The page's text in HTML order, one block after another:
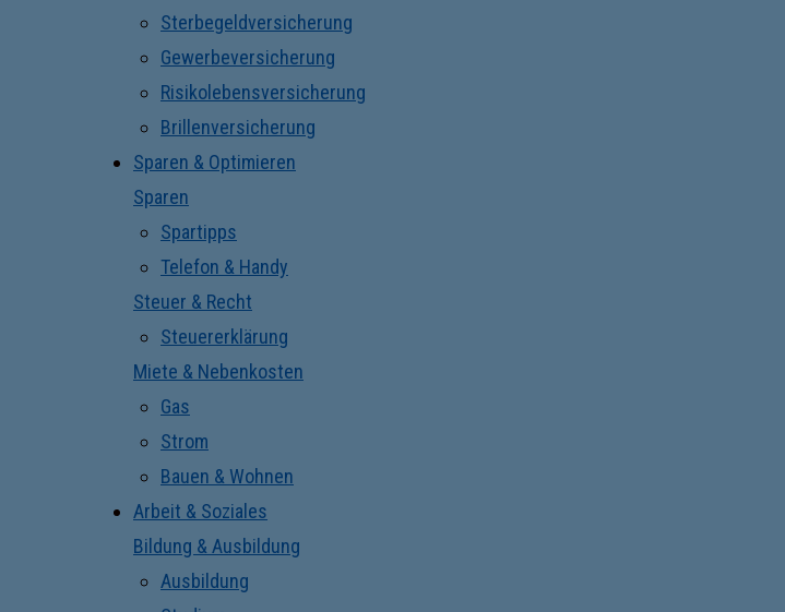
Sterbegeldversicherung
Gewerbeversicherung
Risikolebensversicherung
Brillenversicherung
Sparen & Optimieren
Sparen
Spartipps
Telefon & Handy
Steuer & Recht
Steuererklärung
Miete & Nebenkosten
Gas
Strom
Bauen & Wohnen
Arbeit & Soziales
Bildung & Ausbildung
Ausbildung